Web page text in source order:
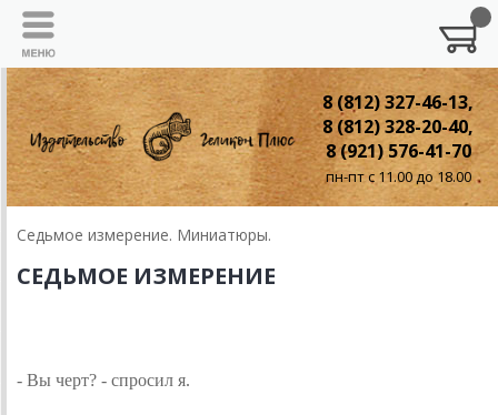
8 (812) 327-46-13,
8 (812) 328-20-40,
8 (921) 576-41-70
пн-пт с 11.00 до 18.00
Седьмое измерение. Миниатюры.
СЕДЬМОЕ ИЗМЕРЕНИЕ
- Вы черт? - спросил я.